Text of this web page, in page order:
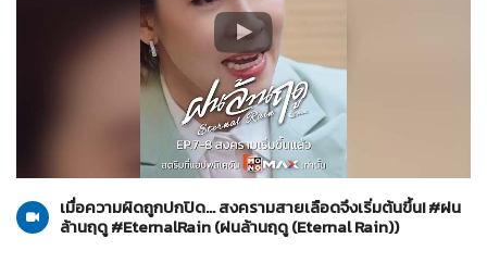
29-05-2569
ฝนล้านฤดู (Eternal Rain)
เมื่อความผิดถูกปกปิด... สงครามสายเลือดจึงเริ่มต้นขึ้น! #ฝน
ล้านฤดู #EternalRain (ฝนล้านฤดู (Eternal Rain))